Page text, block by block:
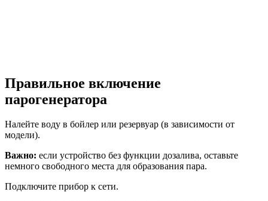
Правильное включение
парогенератора
Налейте воду в бойлер или резервуар (в зависимости от
модели).
Важно: если устройство без функции дозалива, оставьте
немного свободного места для образования пара.
Подключите прибор к сети.